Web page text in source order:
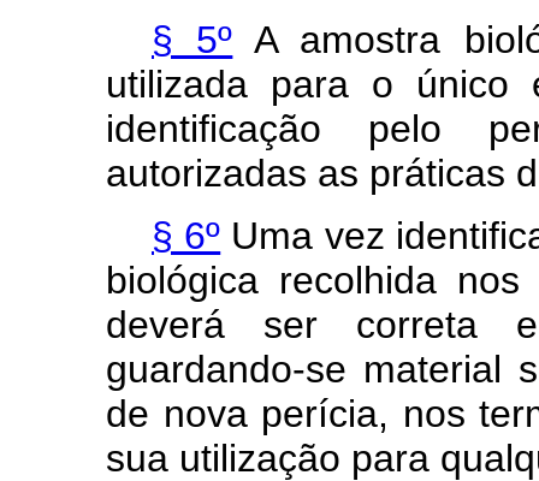
§ 5º A amostra
utilizada para o único
identificação pelo
autorizadas as práticas
§ 6º Uma vez
biológica recolhida
deverá ser correta e
guardando-se material
de nova perícia, nos
sua utilização para